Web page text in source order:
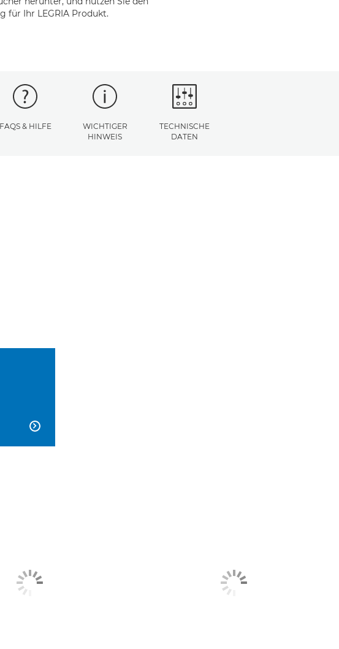
für Ihr LEGRIA Produkt.
FAQS & HILFE
WICHTIGER
HINWEIS
TECHNISCHE
DATEN
